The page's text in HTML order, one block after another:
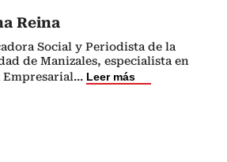
Reina
Social y Periodista de la
de Manizales, especialista en
Empresarial... Leer más